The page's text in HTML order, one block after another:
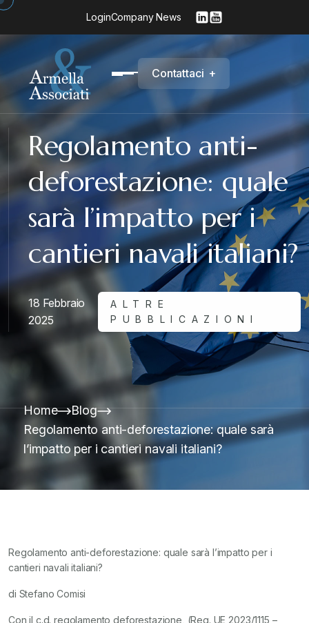
LoginCompany News
Contattaci +
Regolamento anti-
deforestazione: quale
sarà l’impatto per i
cantieri navali italiani?
18 Febbraio
2025
ALTRE
PUBBLICAZIONI
Home
Blog
Regolamento anti-deforestazione: quale sarà
l’impatto per i cantieri navali italiani?
Regolamento anti-deforestazione: quale sarà l’impatto per i
cantieri navali italiani?
di Stefano Comisi
Con il c.d. regolamento deforestazione, (Reg. UE 2023/1115 –